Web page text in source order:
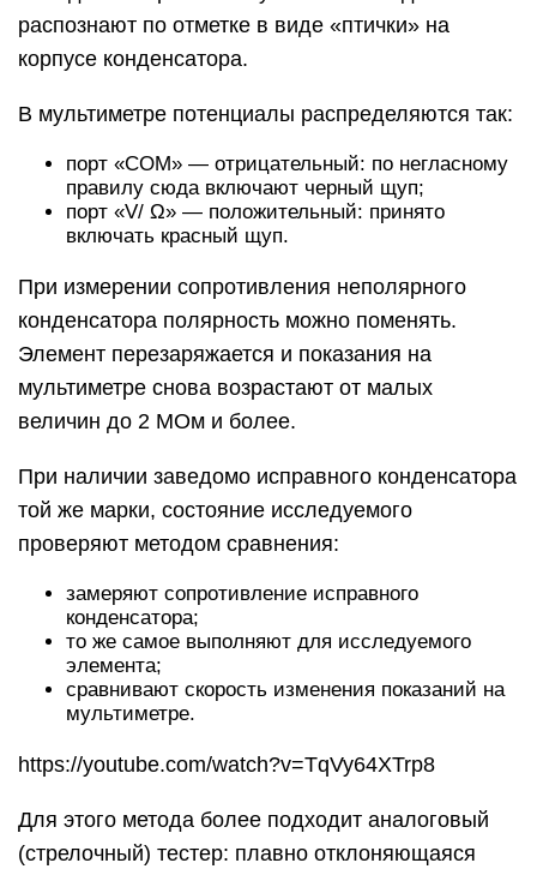
распознают по отметке в виде «птички» на
корпусе конденсатора.
В мультиметре потенциалы распределяются так:
порт «COM» — отрицательный: по негласному
правилу сюда включают черный щуп;
порт «V/ Ω» — положительный: принято
включать красный щуп.
При измерении сопротивления неполярного
конденсатора полярность можно поменять.
Элемент перезаряжается и показания на
мультиметре снова возрастают от малых
величин до 2 МОм и более.
При наличии заведомо исправного конденсатора
той же марки, состояние исследуемого
проверяют методом сравнения:
замеряют сопротивление исправного
конденсатора;
то же самое выполняют для исследуемого
элемента;
сравнивают скорость изменения показаний на
мультиметре.
https://youtube.com/watch?v=TqVy64XTrp8
Для этого метода более подходит аналоговый
(стрелочный) тестер: плавно отклоняющаяся